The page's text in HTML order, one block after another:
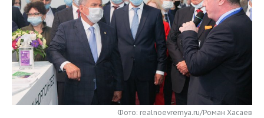
ТОРГОВЫЕ ЦЕНТРЫ
ТАТАРСТАНА
ИНВЕСТИЦИИ
МАШИНОСТРОЕНИЕ
НЕФТЕХИМИЯ
НЕФТЬ
ОПК
НОВОСТИ БИЗНЕСА
РОЗНИЧНАЯ ТОРГОВЛЯ
ТРАНСПОРТ
УСЛУГИ
ТЕХНОЛОГИИ
НОВОСТИ ТЕХНОЛОГИЙ
IT
МЕДИА
МЕРОПРИЯТИЯ
НОВОСТИ МЕРОПРИЯТИЙ
ВЫЕЗДНАЯ РЕДАКЦИЯ
СПОРТ
НОВОСТИ СПОРТА
ОБЩЕСТВО
Фото: realnoevremya.ru/Роман Хасаев